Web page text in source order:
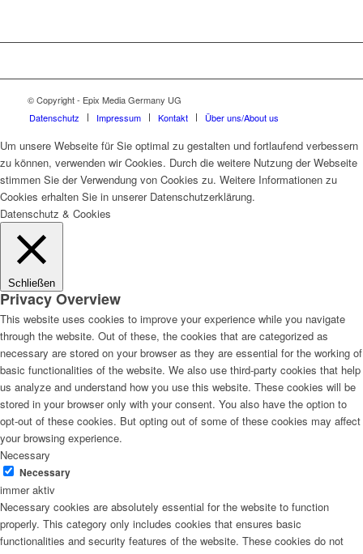
© Copyright - Epix Media Germany UG
Datenschutz
Impressum Kontakt Über uns/About us
Um unsere Webseite für Sie optimal zu gestalten und fortlaufend verbessern
zu können, verwenden wir Cookies. Durch die weitere Nutzung der Webseite
stimmen Sie der Verwendung von Cookies zu. Weitere Informationen zu
Cookies erhalten Sie in unserer Datenschutzerklärung.
Datenschutz & Cookies
Schließen
Privacy Overview
This website uses cookies to improve your experience while you navigate
through the website. Out of these, the cookies that are categorized as
necessary are stored on your browser as they are essential for the working of
basic functionalities of the website. We also use third-party cookies that help
us analyze and understand how you use this website. These cookies will be
stored in your browser only with your consent. You also have the option to
opt-out of these cookies. But opting out of some of these cookies may affect
your browsing experience.
Necessary
Necessary
immer aktiv
Necessary cookies are absolutely essential for the website to function
properly. This category only includes cookies that ensures basic
functionalities and security features of the website. These cookies do not